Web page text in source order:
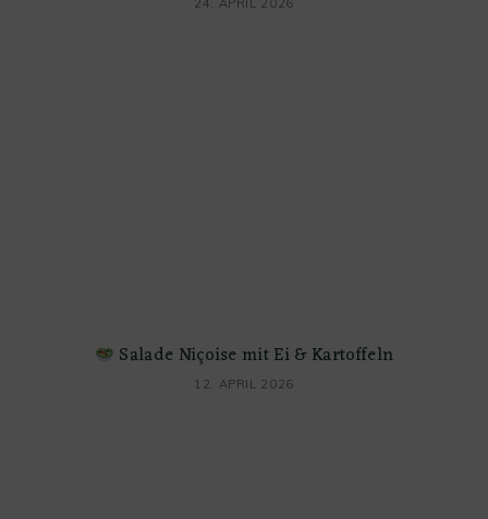
Salade Niçoise mit Ei & Kartoffeln
12. APRIL 2026